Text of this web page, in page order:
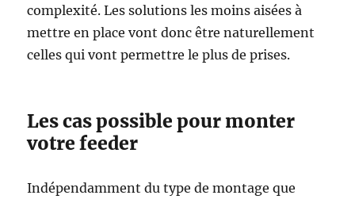
complexité. Les solutions les moins aisées à
mettre en place vont donc être naturellement
celles qui vont permettre le plus de prises.
Les cas possible pour monter
votre feeder
Indépendamment du type de montage que